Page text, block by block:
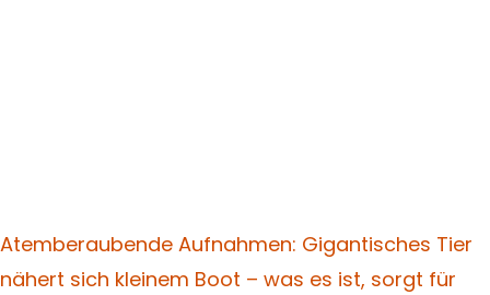
Atemberaubende Aufnahmen: Gigantisches Tier
nähert sich kleinem Boot – was es ist, sorgt für